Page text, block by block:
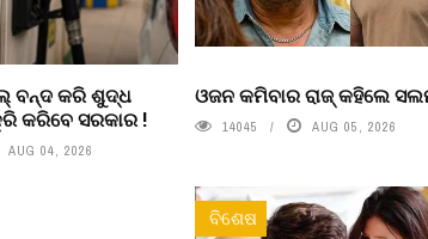
ବନ୍ଦ କରି ଶୁଦ୍ଧ
କରିବେ ସରକାର !
AUG 04, 2026
ଓଜନ କମିବାର ରାଜ୍ କହିଲେ
14045 AUG 05, 2026
ବିଶେଷ